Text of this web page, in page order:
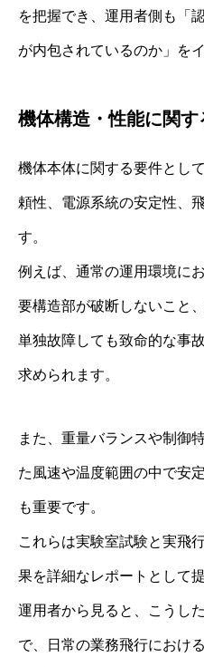
を把握でき、運用者側も「
が内包されているのか」を
機体構造・性能に関す
機体本体に関する要件とし
頼性、電源系統の安定性、
す。
例えば、通常の運用環境に
要構造部が破断しないこと
単独故障しても致命的な事
求められます。
また、重量バランスや制御
た風速や温度範囲の中で安
も重要です。
これらは実験室試験と実飛
果を詳細なレポートとして
運用者から見ると、こうし
で、日常の業務飛行におけ